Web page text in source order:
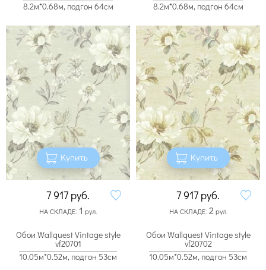
8.2м*0.68м, подгон 64см
Купить
7 917 руб.
НА СКЛАДЕ: 1 рул.
8.2м*0.68м, подгон 64см
Купить
7 917 руб.
НА СКЛАДЕ: 2 рул.
Обои Wallquest Vintage style
vf20701
10.05м*0.52м, подгон 53см
Обои Wallquest Vintage style
vf20702
10.05м*0.52м, подгон 53см